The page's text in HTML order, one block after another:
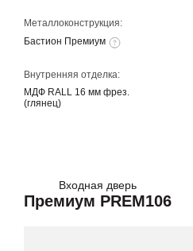
Металлоконструкция:
Бастион Премиум
Внутренняя отделка:
МДФ RALL 16 мм фрез.
(глянец)
Входная дверь
Премиум PREM106